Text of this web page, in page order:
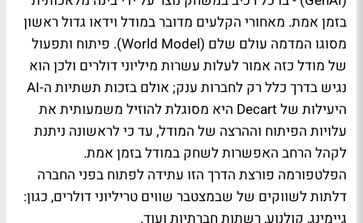
בזמן אמת. מאחורי הקלעים מדובר במודל וידאו גדול ראשון
מסוגו המדמה עולם שלם (World Model). פיתוח ותפעול
של מודל כזה אמור לעלות עשרות מיליוני דולרים ולכן הוא
נגיש בדרך כלל רק לחברות ענק; אולם בזכות תשתיות ה-AI
היעילות של Decart היא מסוגלת להוזיל משמעותית את
עלויות הפיתוח וההרצה של המודל, עד כי לראשונה ניתנת
לקהל הרחב האפשרות לשחק במודל בזמן אמת.
הפלטפורמה פורצת הדרך הזו עתידה לפתוח בפני החברה
דלתות לשווקים של שבמצטבר שווים טריליוני דולרים, כגון:
גיימינג, קולנוע, רשתות חברתיות ועוד.